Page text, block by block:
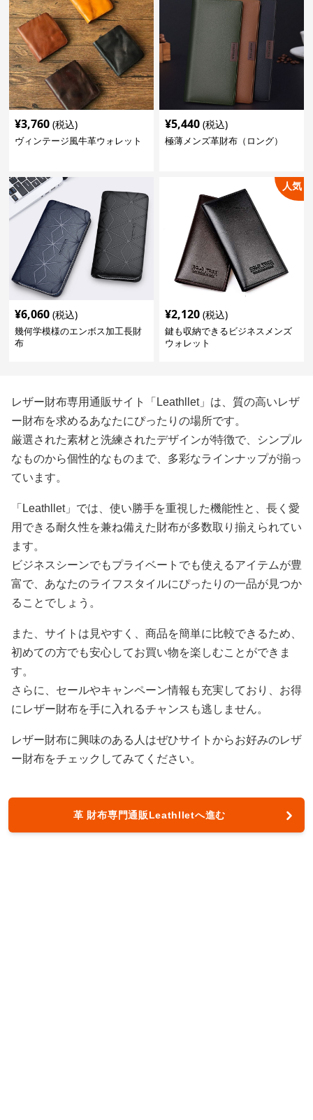
¥3,760 (税込)
ヴィンテージ風牛革ウォレット
¥5,440 (税込)
極薄メンズ革財布（ロング）
¥6,060 (税込)
幾何学模様のエンボス加工長財
布
人気
¥2,120 (税込)
鍵も収納できるビジネスメンズ
ウォレット
レザー財布専用通販サイト「Leathllet」は、質の高いレザ
ー財布を求めるあなたにぴったりの場所です。
厳選された素材と洗練されたデザインが特徴で、シンプル
なものから個性的なものまで、多彩なラインナップが揃っ
ています。
「Leathllet」では、使い勝手を重視した機能性と、長く愛
用できる耐久性を兼ね備えた財布が多数取り揃えられてい
ます。
ビジネスシーンでもプライベートでも使えるアイテムが豊
富で、あなたのライフスタイルにぴったりの一品が見つか
ることでしょう。
また、サイトは見やすく、商品を簡単に比較できるため、
初めての方でも安心してお買い物を楽しむことができま
す。
さらに、セールやキャンペーン情報も充実しており、お得
にレザー財布を手に入れるチャンスも逃しません。
レザー財布に興味のある人はぜひサイトからお好みのレザ
ー財布をチェックしてみてください。
革 財布専門通販Leathlletへ進む